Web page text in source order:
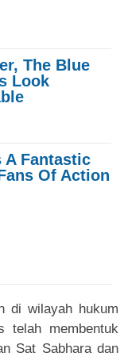
di wilayah hukum
telah membentuk
Sat Sabhara dan